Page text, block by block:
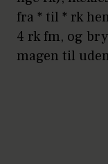
fra * til * rk
4 rk fm, og
magen til